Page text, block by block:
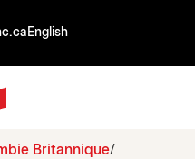
English
Britannique